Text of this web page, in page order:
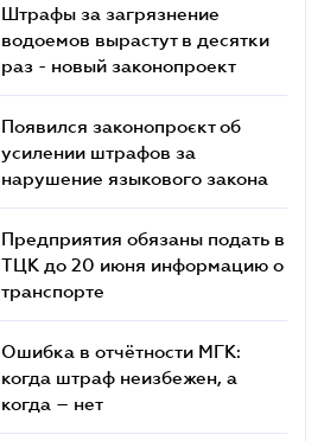
Штрафы за загрязнение
водоемов вырастут в десятки
раз - новый законопроект
Появился законопроєкт об
усилении штрафов за
нарушение языкового закона
Предприятия обязаны подать в
ТЦК до 20 июня информацию о
транспорте
Ошибка в отчётности МГК:
когда штраф неизбежен, а
когда – нет